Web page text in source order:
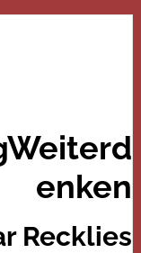
enken
Recklies